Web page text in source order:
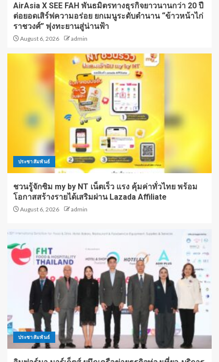
AirAsia X SEE FAH พันธมิตรทางธุรกิจยาวนานกว่า 20 ปี
ต่อยอดเสิร์ฟความอร่อย ยกเมนูระดับตำนาน “ข้าวหน้าไก่
ราชวงศ์” พุ่งทะยานสู่น่านฟ้า
August 6, 2026 admin
ประชาสัมพันธ์
ชวนรู้จักซิม my by NT เน็ตเร็ว แรง คุ้มค่าทั่วไทย พร้อม
โอกาสสร้างรายได้เสริมผ่าน Lazada Affiliate
August 6, 2026 admin
ประชาสัมพันธ์